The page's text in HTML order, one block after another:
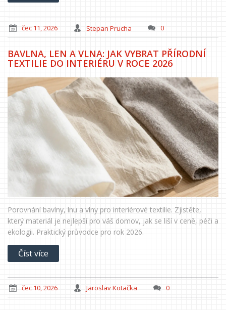
čec 11, 2026 Stepan Prucha 0
BAVLNA, LEN A VLNA: JAK VYBRAT PŘÍRODNÍ
TEXTILIE DO INTERIÉRU V ROCE 2026
Porovnání bavlny, lnu a vlny pro interiérové textilie. Zjistěte,
který materiál je nejlepší pro váš domov, jak se liší v ceně, péči a
ekologii. Praktický průvodce pro rok 2026.
Číst více
čec 10, 2026 Jaroslav Kotačka 0